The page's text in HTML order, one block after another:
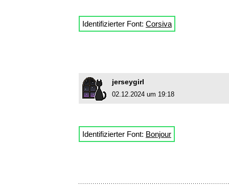
Identifizierter Font: Corsiva
jerseygirl
02.12.2024 um 19:18
Identifizierter Font: Bonjour